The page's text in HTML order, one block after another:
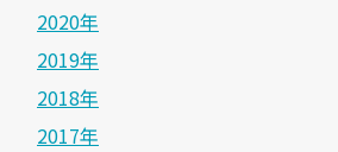
2020年
2019年
2018年
2017年